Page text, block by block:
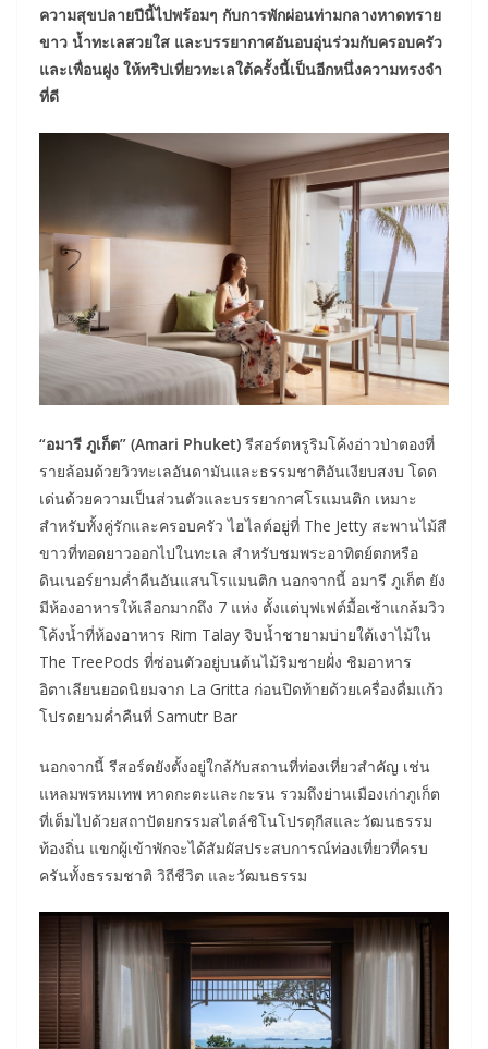
ความสุขปลายปีนี้ไปพร้อมๆ กับการพักผ่อนท่ามกลางหาดทราย
ขาว น้ำทะเลสวยใส และบรรยากาศอันอบอุ่นร่วมกับครอบครัว
และเพื่อนฝูง ให้ทริปเที่ยวทะเลใต้ครั้งนี้เป็นอีกหนึ่งความทรงจำ
ที่ดี
“อมารี ภูเก็ต” (Amari Phuket) รีสอร์ตหรูริมโค้งอ่าวป่าตองที่
รายล้อมด้วยวิวทะเลอันดามันและธรรมชาติอันเงียบสงบ โดด
เด่นด้วยความเป็นส่วนตัวและบรรยากาศโรแมนติก เหมาะ
สำหรับทั้งคู่รักและครอบครัว ไฮไลต์อยู่ที่ The Jetty สะพานไม้สี
ขาวที่ทอดยาวออกไปในทะเล สำหรับชมพระอาทิตย์ตกหรือ
ดินเนอร์ยามค่ำคืนอันแสนโรแมนติก นอกจากนี้ อมารี ภูเก็ต ยัง
มีห้องอาหารให้เลือกมากถึง 7 แห่ง ตั้งแต่บุฟเฟต์มื้อเช้าแกล้มวิว
โค้งน้ำที่ห้องอาหาร Rim Talay จิบน้ำชายามบ่ายใต้เงาไม้ใน
The TreePods ที่ซ่อนตัวอยู่บนต้นไม้ริมชายฝั่ง ชิมอาหาร
อิตาเลียนยอดนิยมจาก La Gritta ก่อนปิดท้ายด้วยเครื่องดื่มแก้ว
โปรดยามค่ำคืนที่ Samutr Bar
นอกจากนี้ รีสอร์ตยังตั้งอยู่ใกล้กับสถานที่ท่องเที่ยวสำคัญ เช่น
แหลมพรหมเทพ หาดกะตะและกะรน รวมถึงย่านเมืองเก่าภูเก็ต
ที่เต็มไปด้วยสถาปัตยกรรมสไตล์ชิโนโปรตุกีสและวัฒนธรรม
ท้องถิ่น แขกผู้เข้าพักจะได้สัมผัสประสบการณ์ท่องเที่ยวที่ครบ
ครันทั้งธรรมชาติ วิถีชีวิต และวัฒนธรรม